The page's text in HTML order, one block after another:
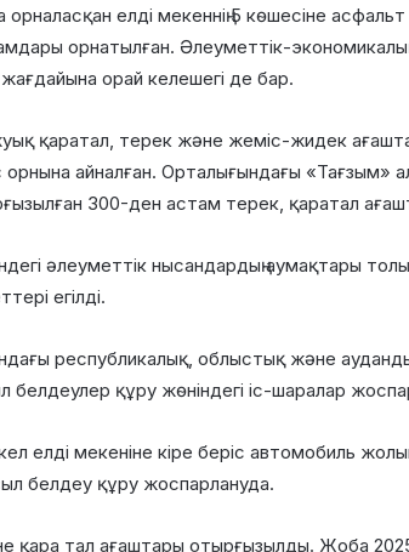
елді мекеннің 5 көшесіне
орнатылған. Әлеуметтік-
орай келешегі де бар.
қаратал, терек және жеміс-жидек
айналған. Орталығындағы «Тағзым»
300-ден астам терек, қаратал
әлеуметтік нысандардың аумақтары
егілді.
республикалық, облыстық және
құру жөніндегі іс-шаралар
елді мекеніне кіре беріс автомобиль
белдеу құру жоспарлануда.
қара тал ағаштары отырғызылды. Жоба